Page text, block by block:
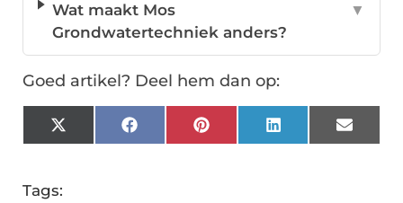
Wat maakt Mos
Grondwatertechniek anders?
▼
Goed artikel? Deel hem dan op:
X
(Twitter)
FacebookPinterestLinkedInEmail
Tags: